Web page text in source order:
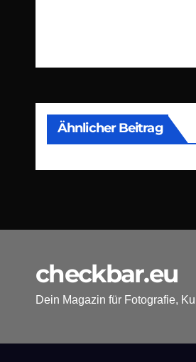
Ähnlicher Beitrag
checkbar.eu
Dein Magazin für Fotografie,